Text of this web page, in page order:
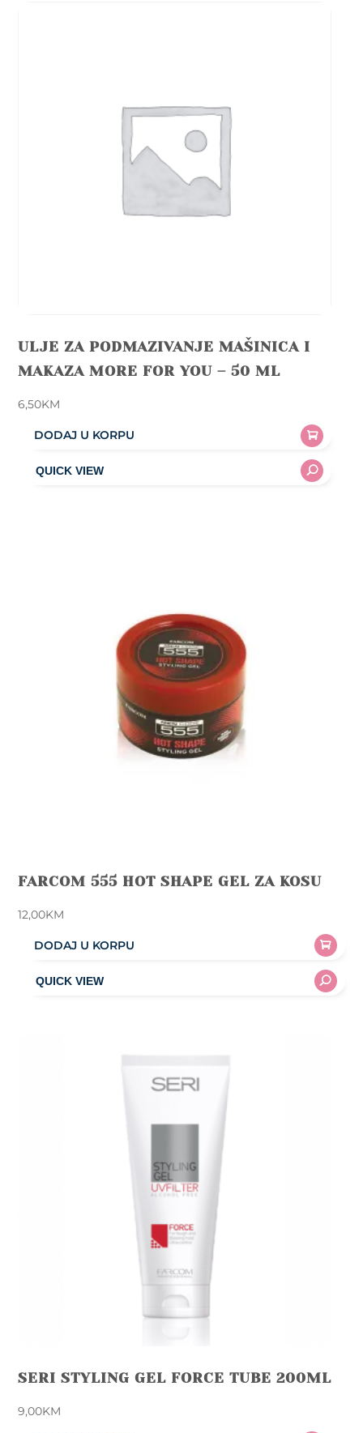
ULJE ZA PODMAZIVANJE MAŠINICA I
MAKAZA MORE FOR YOU – 50 ML
6,50KM
DODAJ U KORPU
FARCOM 555 HOT SHAPE GEL ZA KOSU
12,00KM
DODAJ U KORPU
SERI STYLING GEL FORCE TUBE 200ML
9,00KM